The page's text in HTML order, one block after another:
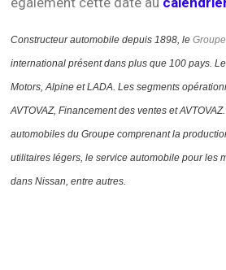
Constructeur automobile depuis 1898, le
international présent dans plus que 100 pays.
Motors, Alpine et LADA. Les segments
AVTOVAZ, Financement des ventes et AVTOVAZ.
automobiles du Groupe comprenant la
utilitaires légers, le service automobile pour les
dans Nissan, entre autres.